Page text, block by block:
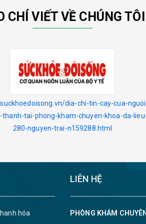
CHÍ VIẾT VỀ CHÚNG TÔI
dia-chi-tin-cay-cua-
thanh-tai-phong-kham-chuyen-khoa-da-
280-nguyen-trai-n159288.html
hóa
LIÊN HỆ
PHÒNG KHÁM